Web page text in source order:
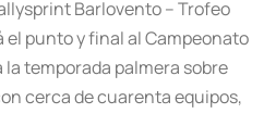
Barlovento – Trofeo
el punto y final al Campeonato
la temporada palmera sobre
cerca de cuarenta equipos,